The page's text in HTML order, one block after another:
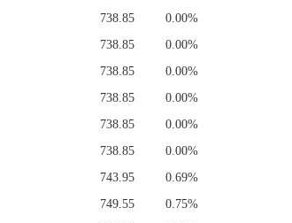
738.85
0.00%
738.85
0.00%
738.85
0.00%
738.85
0.00%
738.85
0.00%
738.85
0.00%
743.95
0.69%
749.55
0.75%